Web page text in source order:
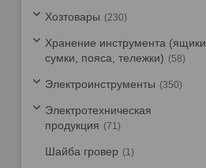
Хозтовары 230
Хранение инструмента (ящики,
сумки, пояса, тележки)
58
Электроинструменты 350
Электротехническая
продукция
71
Шайба гровер 1